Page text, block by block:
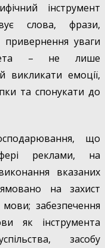
інструмент
слова, фрази,
уваги
– не лише
емоції,
та спонукати до
що
реклами, на
вказаних
на захист
мови; забезпечення
як інструмента
засобу